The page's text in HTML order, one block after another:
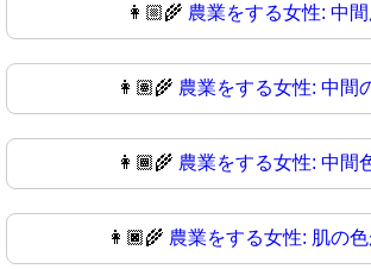
👩🏼‍🌾 農業をする女性: 中
👩🏽‍🌾 農業をする女性: 中間
👩🏾‍🌾 農業をする女性: 中間
👩🏿‍🌾 農業をする女性: 肌の